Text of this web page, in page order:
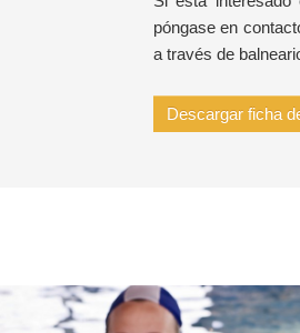
póngase en
a través de
Descargar ficha